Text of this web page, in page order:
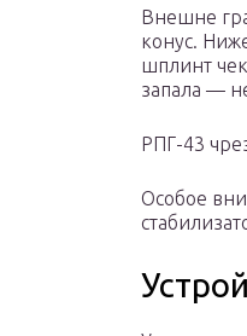
Внешне
конус.
шплинт
запала —
РПГ-43
Особое